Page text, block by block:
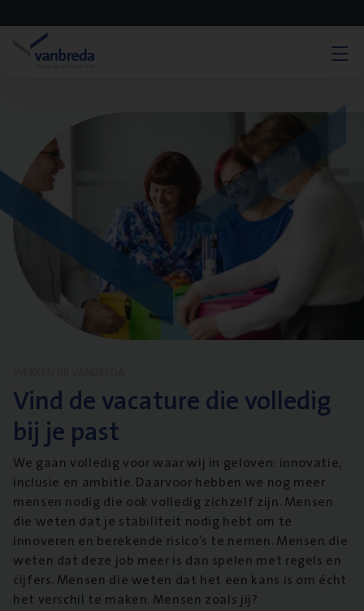
Vind de vacature die volledig
bij je past
We gaan volledig voor waar wij in geloven: innovatie,
inclusie en ambitie. Daarvoor hebben we nog meer
mensen nodig die ook volledig zichzelf zijn. Mensen
die weten dat je stabiliteit nodig hebt om te
innoveren en berekende risico’s te nemen. Mensen die
weten dat deze job meer is dan spelen met regels en
cijfers. Mensen die weten dat het een kans is om écht
het verschil te maken. Mensen zoals jij?